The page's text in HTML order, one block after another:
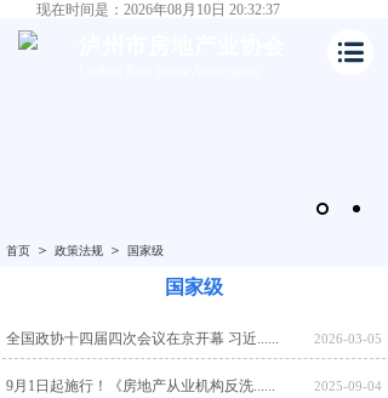
现在时间是：2026年08月10日 20:32:37
首页 ＞ 政策法规 ＞ 国家级
国家级
全国政协十四届四次会议在京开幕 习近...... 2026-03-05
9月1日起施行！《房地产从业机构反洗...... 2025-09-04